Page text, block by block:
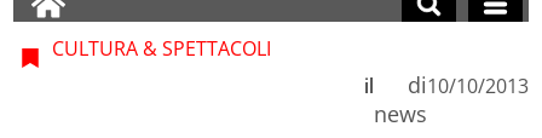
CULTURA & SPETTACOLI
di
news
il 10/10/2013